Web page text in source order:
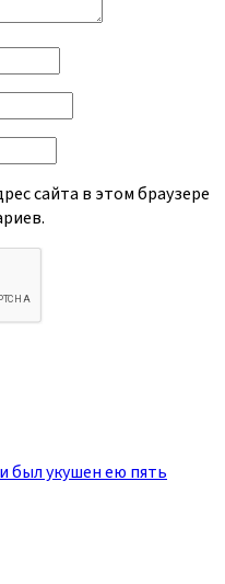
сайта в этом браузере
был укушен ею пять